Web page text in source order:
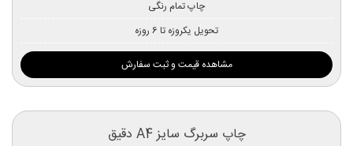
چاپ تمام رنگی
تحویل یکروزه تا 6 روزه
مشاهده قیمت و ثبت سفارش
چاپ سربرگ سایز A4 دقیق